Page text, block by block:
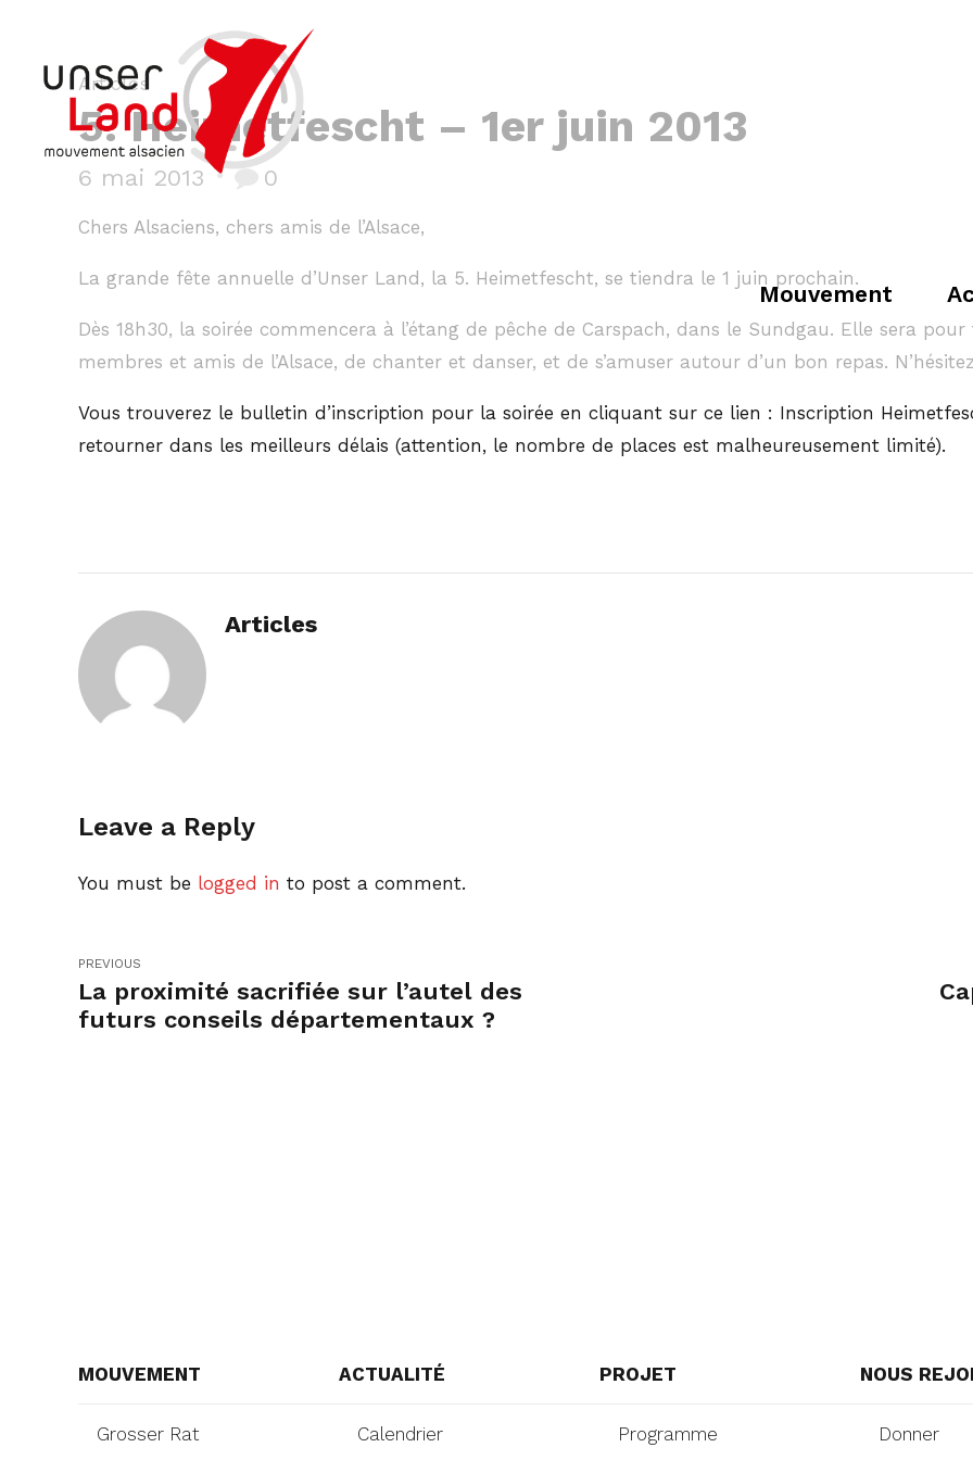
Mouvement
Articles
5. Heimetfescht – 1er juin 2013
6 mai 2013 0
Chers Alsaciens, chers amis de l’Alsace,
La grande fête annuelle d’Unser Land, la 5. Heimetfescht, se tiendra le 1 juin prochain.
Dès 18h30, la soirée commencera à l’étang de pêche de Carspach, dans le Sundgau. Elle sera
membres et amis de l’Alsace, de chanter et danser, et de s’amuser autour d’un bon repas.
Vous trouverez le bulletin d’inscription pour la soirée en cliquant sur ce lien : Inscription
retourner dans les meilleurs délais (attention, le nombre de places est malheureusement limité).
Articles
Leave a Reply
You must be logged in to post a comment.
PREVIOUS
La proximité sacrifiée sur l’autel des
futurs conseils départementaux ?
MOUVEMENT
Grosser Rat
ACTUALITÉ
Calendrier
PROJET
Programme
NOUS
Donner